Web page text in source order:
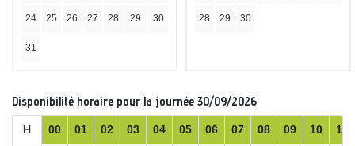
24 25 26 27 28 29 30
31
28 29 30
Disponibilité horaire pour la journée 30/09/2026
H 00 01 02 03 04 05 06 07 08 09 10 11